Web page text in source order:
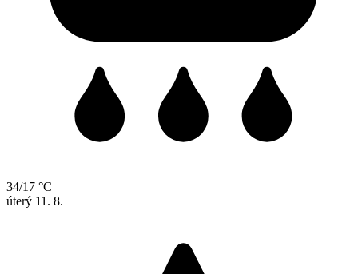
34/17 °C
úterý 11. 8.